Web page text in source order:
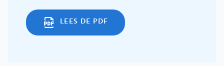
LEES DE PDF